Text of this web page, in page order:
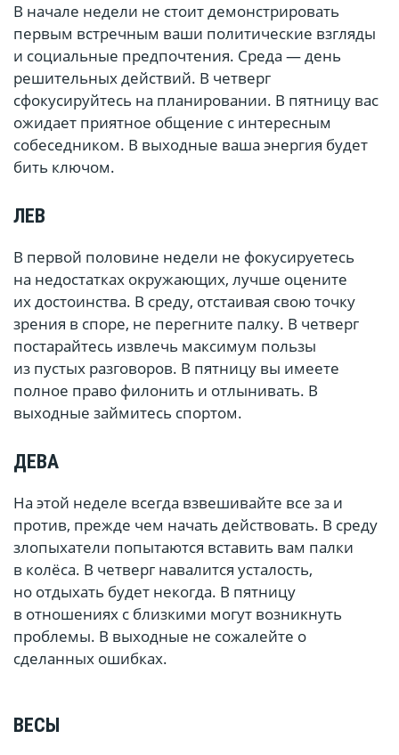
В начале недели не стоит демонстрировать
первым встречным ваши политические взгляды
и социальные предпочтения. Среда — день
решительных действий. В четверг
сфокусируйтесь на планировании. В пятницу вас
ожидает приятное общение с интересным
собеседником. В выходные ваша энергия будет
бить ключом.
ЛЕВ
В первой половине недели не фокусируетесь
на недостатках окружающих, лучше оцените
их достоинства. В среду, отстаивая свою точку
зрения в споре, не перегните палку. В четверг
постарайтесь извлечь максимум пользы
из пустых разговоров. В пятницу вы имеете
полное право филонить и отлынивать. В
выходные займитесь спортом.
ДЕВА
На этой неделе всегда взвешивайте все за и
против, прежде чем начать действовать. В среду
злопыхатели попытаются вставить вам палки
в колёса. В четверг навалится усталость,
но отдыхать будет некогда. В пятницу
в отношениях с близкими могут возникнуть
проблемы. В выходные не сожалейте о
сделанных ошибках.
ВЕСЫ